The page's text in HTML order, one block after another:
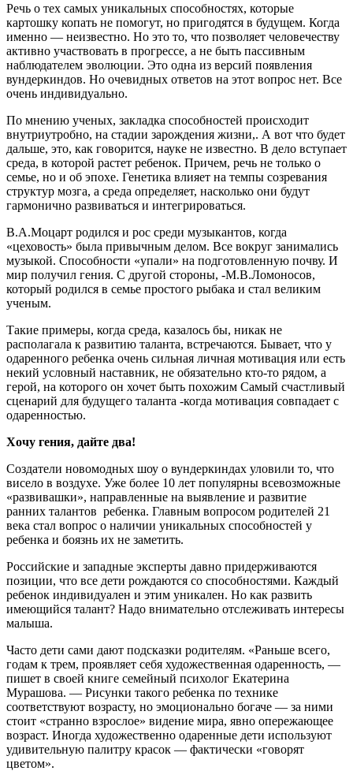
Речь о тех самых уникальных способностях, которые
картошку копать не помогут, но пригодятся в будущем. Когда
именно — неизвестно. Но это то, что позволяет человечеству
активно участвовать в прогрессе, а не быть пассивным
наблюдателем эволюции. Это одна из версий появления
вундеркиндов. Но очевидных ответов на этот вопрос нет. Все
очень индивидуально.
По мнению ученых, закладка способностей происходит
внутриутробно, на стадии зарождения жизни,. А вот что будет
дальше, это, как говорится, науке не известно. В дело вступает
среда, в которой растет ребенок. Причем, речь не только о
семье, но и об эпохе. Генетика влияет на темпы созревания
структур мозга, а среда определяет, насколько они будут
гармонично развиваться и интегрироваться.
В.А.Моцарт родился и рос среди музыкантов, когда
«цеховость» была привычным делом. Все вокруг занимались
музыкой. Способности «упали» на подготовленную почву. И
мир получил гения. С другой стороны, -М.В.Ломоносов,
который родился в семье простого рыбака и стал великим
ученым.
Такие примеры, когда среда, казалось бы, никак не
располагала к развитию таланта, встречаются. Бывает, что у
одаренного ребенка очень сильная личная мотивация или есть
некий условный наставник, не обязательно кто-то рядом, а
герой, на которого он хочет быть похожим Самый счастливый
сценарий для будущего таланта -когда мотивация совпадает с
одаренностью.
Хочу гения, дайте два!
Создатели новомодных шоу о вундеркиндах уловили то, что
висело в воздухе. Уже более 10 лет популярны всевозможные
«развивашки», направленные на выявление и развитие
ранних талантов ребенка. Главным вопросом родителей 21
века стал вопрос о наличии уникальных способностей у
ребенка и боязнь их не заметить.
Российские и западные эксперты давно придерживаются
позиции, что все дети рождаются со способностями. Каждый
ребенок индивидуален и этим уникален. Но как развить
имеющийся талант? Надо внимательно отслеживать интересы
малыша.
Часто дети сами дают подсказки родителям. «Раньше всего,
годам к трем, проявляет себя художественная одаренность, —
пишет в своей книге семейный психолог Екатерина
Мурашова. — Рисунки такого ребенка по технике
соответствуют возрасту, но эмоционально богаче — за ними
стоит «странно взрослое» видение мира, явно опережающее
возраст. Иногда художественно одаренные дети используют
удивительную палитру красок — фактически «говорят
цветом».